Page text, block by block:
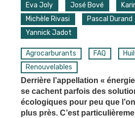
Eva Joly José Bové
Michèle Rivasi
Pascal Durand
Yannick Jadot
Agrocarburants FAQ
Renouvelables
Derrière l’appellation «
se cachent parfois des
écologiques pour peu que
plus près. C’est